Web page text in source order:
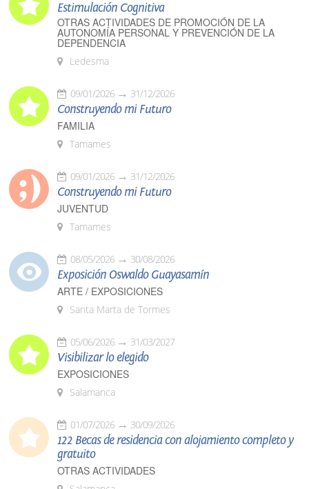
Estimulación Cognitiva
OTRAS ACTIVIDADES DE PROMOCIÓN DE LA
AUTONOMÍA PERSONAL Y PREVENCIÓN DE LA
DEPENDENCIA
Ledesma
09/01/2026 31/12/2026
Construyendo mi Futuro
FAMILIA
Tamames
09/01/2026 31/12/2026
Construyendo mi Futuro
JUVENTUD
Tamames
08/05/2026 30/08/2026
Exposición Oswaldo Guayasamín
ARTE / EXPOSICIONES
Santa Marta de Tormes
05/06/2026 31/03/2027
Visibilizar lo elegido
EXPOSICIONES
Salamanca
01/07/2026 30/09/2026
122 Becas de residencia con alojamiento completo y
gratuito
OTRAS ACTIVIDADES